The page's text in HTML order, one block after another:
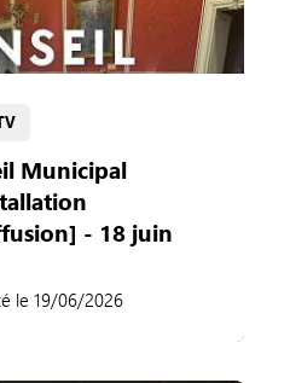
Municipal
- 18 juin
le 19/06/2026